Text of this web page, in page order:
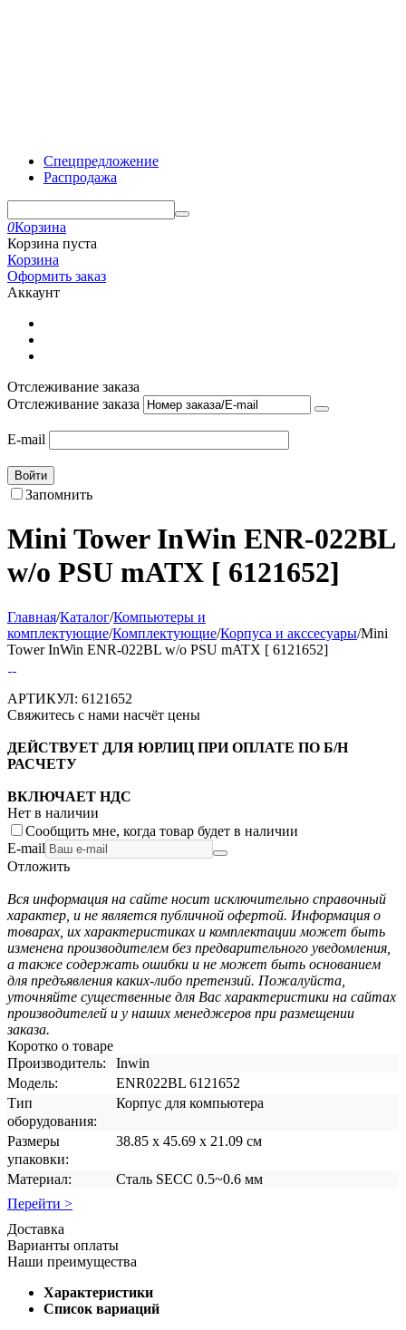
Спецпредложение
Распродажа
0Корзина
Корзина пуста
Корзина
Оформить заказ
Аккаунт
Отслеживание заказа
Отслеживание заказа
E-mail
Войти
Запомнить
Mini Tower InWin ENR-022BL
w/o PSU mATX [ 6121652]
Главная/Каталог/Компьютеры и
комплектующие/Комплектующие/Корпуса и акссесуары/Mini
Tower InWin ENR-022BL w/o PSU mATX [ 6121652]
АРТИКУЛ: 6121652
Свяжитесь с нами насчёт цены
ДЕЙСТВУЕТ ДЛЯ ЮРЛИЦ ПРИ ОПЛАТЕ ПО Б/Н
РАСЧЕТУ
ВКЛЮЧАЕТ НДС
Нет в наличии
Сообщить мне, когда товар будет в наличии
E-mail
Отложить
Вся информация на сайте носит исключительно справочный
характер, и не является публичной офертой. Информация о
товарах, их характеристиках и комплектации может быть
изменена производителем без предварительного уведомления,
а также содержать ошибки и не может быть основанием
для предъявления каких-либо претензий. Пожалуйста,
уточняйте существенные для Вас характеристики на сайтах
производителей и у наших менеджеров при размещении
заказа.
Коротко о товаре
Производитель:
Inwin
Модель:
ENR022BL 6121652
Тип
оборудования:
Корпус для компьютера
Размеры
упаковки:
38.85 x 45.69 x 21.09 см
Материал:
Сталь SECC 0.5~0.6 мм
Перейти >
Доставка
Варианты оплаты
Наши преимущества
Характеристики
Список вариаций